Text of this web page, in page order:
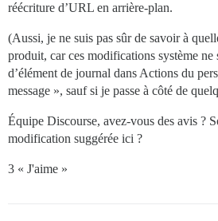
réécriture d’URL en arrière-plan.
(Aussi, je ne suis pas sûr de savoir à
produit, car ces modifications système ne
d’élément de journal dans Actions du
message », sauf si je passe à côté de
Équipe Discourse, avez-vous des avis ?
modification suggérée ici ?
3 « J'aime »